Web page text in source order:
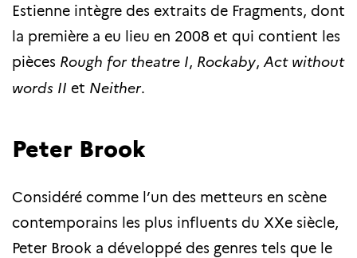
Estienne intègre des extraits de Fragments, dont
la première a eu lieu en 2008 et qui contient les
pièces Rough for theatre I, Rockaby, Act without
words II et Neither.
Peter Brook
Considéré comme l’un des metteurs en scène
contemporains les plus influents du XXe siècle,
Peter Brook a développé des genres tels que le